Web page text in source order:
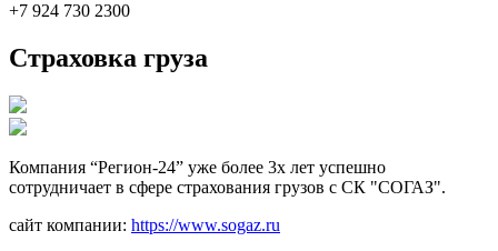
+7 924 730 2300
Страховка груза
Компания “Регион-24” уже более 3х лет успешно
сотрудничает в сфере страхования грузов с СК "СОГАЗ".
сайт компании: https://www.sogaz.ru